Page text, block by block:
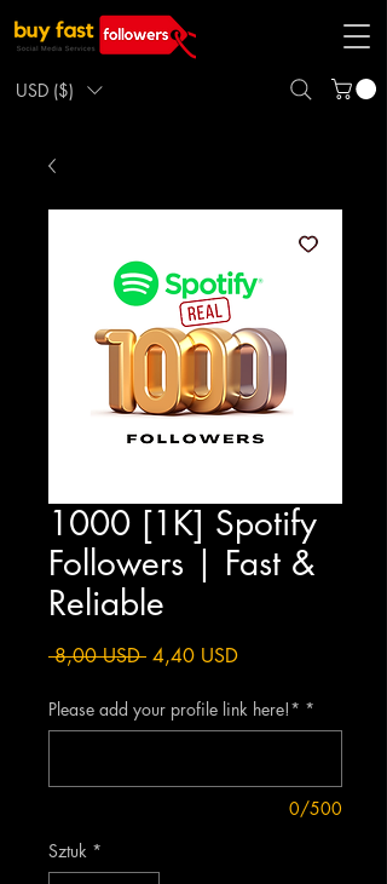
USD ($)
1000 [1K] Spotify
Followers | Fast &
Reliable
8,00 USD Regularna
4,40 USDCena
Please add your profile link here!* *
0/500
Sztuk *